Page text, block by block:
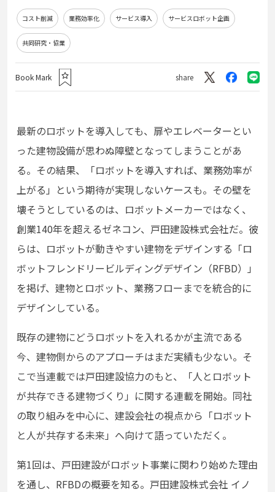
コスト削減 業務効率化 サービス導入 サービスロボット企画
共同研究・協業
Book Mark share
最新のロボットを導入しても、扉やエレベーターとい
った建物設備が思わぬ障壁となってしまうことがあ
る。その結果、「ロボットを導入すれば、業務効率が
上がる」という期待が実現しないケースも。その壁を
壊そうとしているのは、ロボットメーカーではなく、
創業140年を超えるゼネコン、戸田建設株式会社だ。彼
らは、ロボットが動きやすい建物をデザインする「ロ
ボットフレンドリービルディングデザイン（RFBD）」
を掲げ、建物とロボット、業務フローまでを統合的に
デザインしている。
既存の建物にどうロボットを入れるかが主流である
今、建物側からのアプローチはまだ実績も少ない。そ
こで当連載では戸田建設協力のもと、「人とロボット
が共存できる建物づくり」に関する連載を開始。同社
の取り組みを中心に、建設会社の視点から「ロボット
と人が共存する未来」へ向けて語っていただく。
第1回は、戸田建設がロボット事業に関わり始めた理由
を通し、RFBDの概要を知る。戸田建設株式会社 イノ